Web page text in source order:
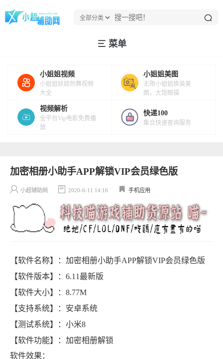
菜单
小姐姐视频
小姐姐妖娆热舞视频
大全
小姐姐美图
无限小姐姐换装美
图，大饱眼福
视频解析
全平台Vip电影免费播
放
快递100
集合快递查询服务
加密相册小助手APP解锁VIP会员绿色版
小超辅助网 2020-6-11 14:16 手机应用
【软件名称】：加密相册小助手APP解锁VIP会员绿色版
【软件版本】：6.11最新版
【软件大小】：8.77M
【支持系统】：安卓系统
【测试系统】：小米8
【软件功能】：加密相册解锁
软件效果：